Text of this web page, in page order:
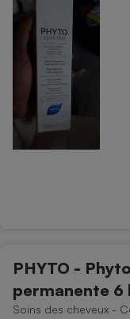
PHYTO -
permanente 6
Soins des cheveux -